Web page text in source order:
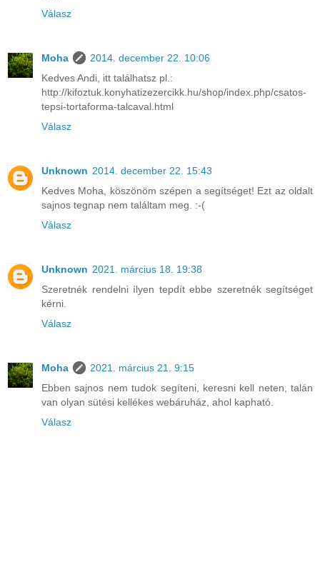
Válasz
Moha
2014. december 22. 10:06
Kedves Andi, itt találhatsz pl.:
http://kifoztuk.konyhatizezercikk.hu/shop/index.php/csatos-
tepsi-tortaforma-talcaval.html
Válasz
Unknown 2014. december 22. 15:43
Kedves Moha, köszönöm szépen a segítséget! Ezt az oldalt
sajnos tegnap nem találtam meg. :-(
Válasz
Unknown 2021. március 18. 19:38
Szeretnék rendelni ílyen tepdít ebbe szeretnék segítséget
kérni.
Válasz
Moha
2021. március 21. 9:15
Ebben sajnos nem tudok segíteni, keresni kell neten, talán
van olyan sütési kellékes webáruház, ahol kapható.
Válasz